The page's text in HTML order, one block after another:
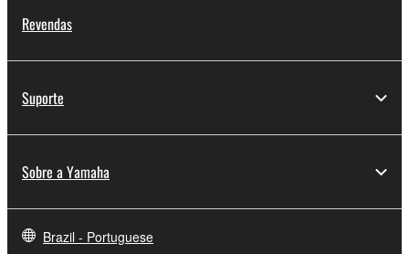
Revendas
Suporte
Sobre a Yamaha
Brazil - Portuguese